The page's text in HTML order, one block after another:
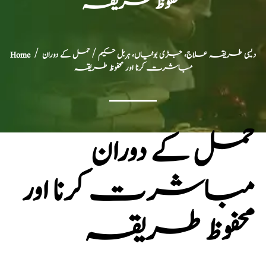
Home/ دیسی طریقہ علاج، جڑی بوٹیاں، ہربل حکیم/ حمل کے دوران
مباشرت کرنا اور محفوظ طریقہ
حمل کے دوران
مباشرت کرنا اور
محفوظ طریقہ